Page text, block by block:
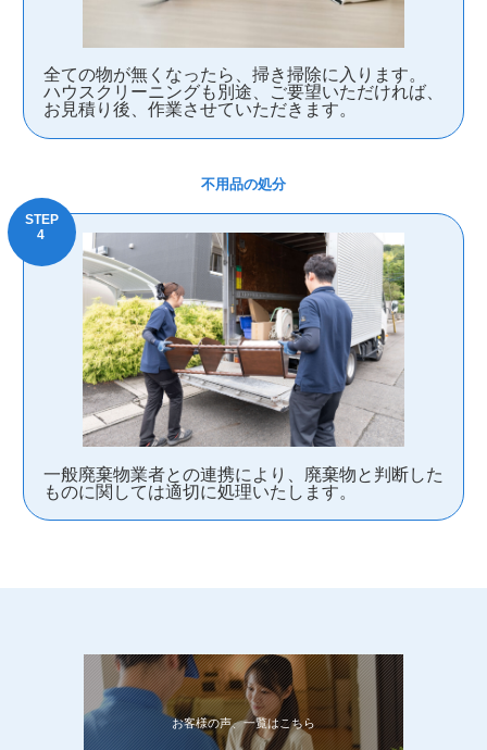
全ての物が無くなったら、掃き掃除に入ります。
ハウスクリーニングも別途、ご要望いただければ、
お見積り後、作業させていただきます。
不用品の処分
一般廃棄物業者との連携により、廃棄物と判断した
ものに関しては適切に処理いたします。
お客様の声、一覧はこちら